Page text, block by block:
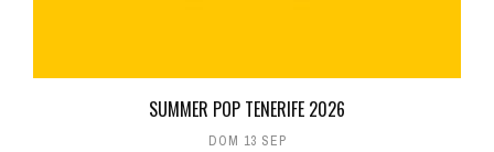
SUMMER POP TENERIFE 2026
DOM 13 SEP